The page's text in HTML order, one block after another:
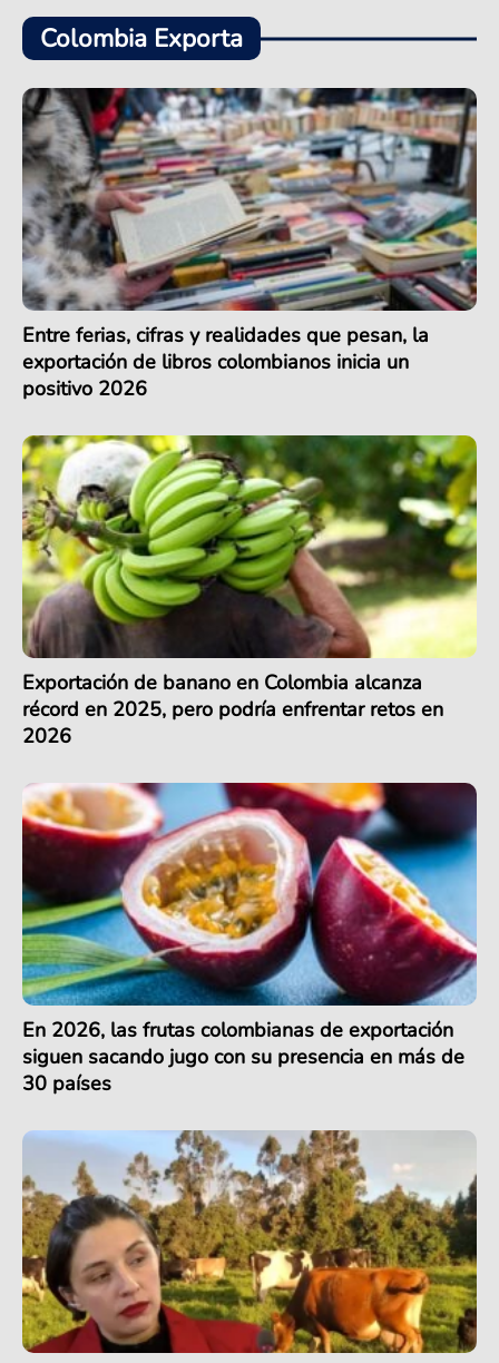
Colombia Exporta
Entre ferias, cifras y realidades que pesan, la
exportación de libros colombianos inicia un
positivo 2026
Exportación de banano en Colombia alcanza
récord en 2025, pero podría enfrentar retos en
2026
En 2026, las frutas colombianas de exportación
siguen sacando jugo con su presencia en más de
30 países